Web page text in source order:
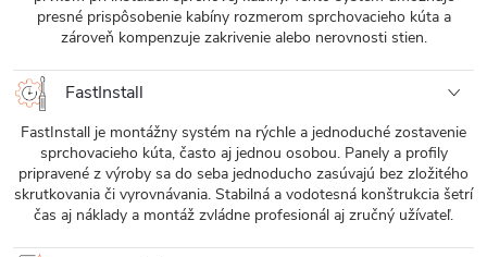
presné prispôsobenie kabíny rozmerom sprchovacieho kúta a
zároveň kompenzuje zakrivenie alebo nerovnosti stien.
FastInstall
FastInstall je montážny systém na rýchle a jednoduché zostavenie
sprchovacieho kúta, často aj jednou osobou. Panely a profily
pripravené z výroby sa do seba jednoducho zasúvajú bez zložitého
skrutkovania či vyrovnávania. Stabilná a vodotesná konštrukcia šetrí
čas aj náklady a montáž zvládne profesionál aj zručný užívateľ.